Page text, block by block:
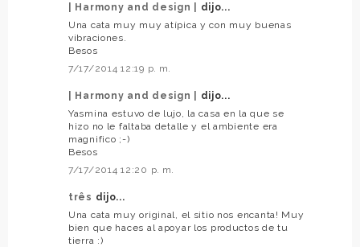
| Harmony and design |
dijo...
Una cata muy muy atípica y con muy buenas
vibraciones.
Besos
7/17/2014 12:19 p. m.
| Harmony and design |
dijo...
Yasmina estuvo de lujo, la casa en la que se
hizo no le faltaba detalle y el ambiente era
magnifico ;-)
Besos
7/17/2014 12:20 p. m.
três dijo...
Una cata muy original, el sitio nos encanta! Muy
bien que haces al apoyar los productos de tu
tierra :)